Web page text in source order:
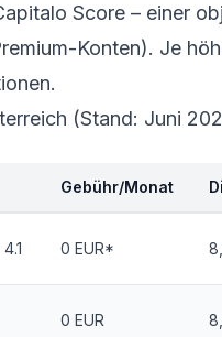
Score – einer
Konten). Je
(Stand: Juni
Gebühr/Monat
0 EUR*
0 EUR